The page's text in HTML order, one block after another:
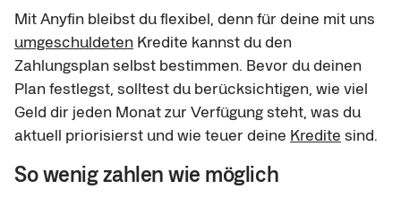
Mit Anyfin bleibst du flexibel, denn für deine mit uns
umgeschuldeten Kredite kannst du den
Zahlungsplan selbst bestimmen. Bevor du deinen
Plan festlegst, solltest du berücksichtigen, wie viel
Geld dir jeden Monat zur Verfügung steht, was du
aktuell priorisierst und wie teuer deine Kredite sind.
So wenig zahlen wie möglich